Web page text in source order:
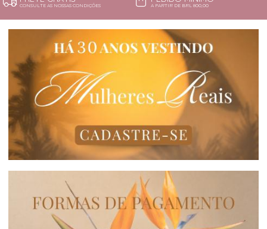
CONSULTE AS NOSSAS CONDIÇÕES A PARTIR DE BRL 800,00